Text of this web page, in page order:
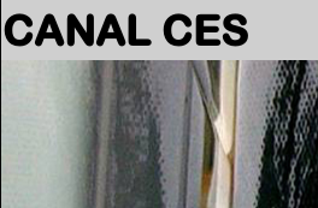
CANAL CES